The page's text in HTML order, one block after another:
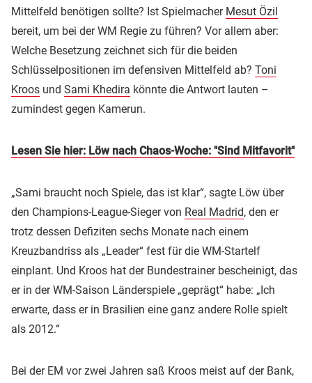
Mittelfeld benötigen sollte? Ist Spielmacher Mesut Özil
bereit, um bei der WM Regie zu führen? Vor allem aber:
Welche Besetzung zeichnet sich für die beiden
Schlüsselpositionen im defensiven Mittelfeld ab? Toni
Kroos und Sami Khedira könnte die Antwort lauten –
zumindest gegen Kamerun.
Lesen Sie hier: Löw nach Chaos-Woche: "Sind Mitfavorit"
„Sami braucht noch Spiele, das ist klar“, sagte Löw über
den Champions-League-Sieger von Real Madrid, den er
trotz dessen Defiziten sechs Monate nach einem
Kreuzbandriss als „Leader“ fest für die WM-Startelf
einplant. Und Kroos hat der Bundestrainer bescheinigt, das
er in der WM-Saison Länderspiele „geprägt“ habe: „Ich
erwarte, dass er in Brasilien eine ganz andere Rolle spielt
als 2012.“
Bei der EM vor zwei Jahren saß Kroos meist auf der Bank,